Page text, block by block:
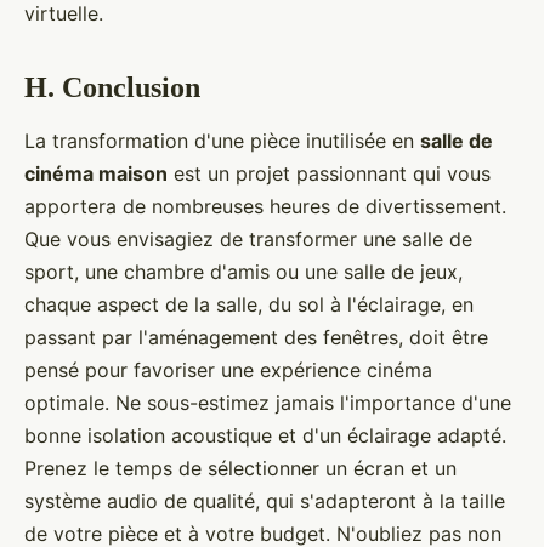
virtuelle.
H. Conclusion
La transformation d'une pièce inutilisée en salle de
cinéma maison est un projet passionnant qui vous
apportera de nombreuses heures de divertissement.
Que vous envisagiez de transformer une salle de
sport, une chambre d'amis ou une salle de jeux,
chaque aspect de la salle, du sol à l'éclairage, en
passant par l'aménagement des fenêtres, doit être
pensé pour favoriser une expérience cinéma
optimale. Ne sous-estimez jamais l'importance d'une
bonne isolation acoustique et d'un éclairage adapté.
Prenez le temps de sélectionner un écran et un
système audio de qualité, qui s'adapteront à la taille
de votre pièce et à votre budget. N'oubliez pas non